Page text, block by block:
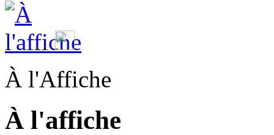
À l'Affiche
À l'affiche